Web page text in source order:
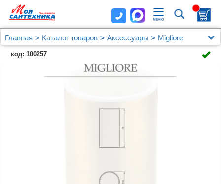
Главная Каталог товаров Аксессуары
Migliore
Стакан Migliore Fortis 29919 бронза
код: 100257